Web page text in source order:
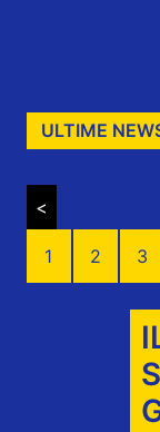
ULTIME
<
1 2 3